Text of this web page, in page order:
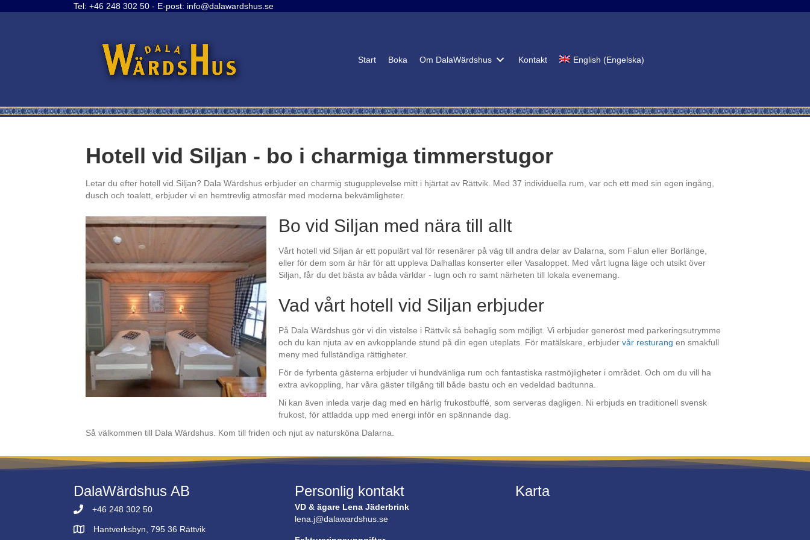
Tel: +46 248 302 50 - E-post: info@dalawardshus.se
Start Boka Om DalaWärdshus Kontakt English (Engelska)
Hotell vid Siljan - bo i charmiga timmerstugor
Letar du efter hotell vid Siljan? Dala Wärdshus erbjuder en charmig stugupplevelse mitt i hjärtat av Rättvik. Med 37 individuella rum, var och ett med sin egen ingång,
dusch och toalett, erbjuder vi en hemtrevlig atmosfär med moderna bekvämligheter.
Bo vid Siljan med nära till allt
Vårt hotell vid Siljan är ett populärt val för resenärer på väg till andra delar av Dalarna, som Falun eller Borlänge,
eller för dem som är här för att uppleva Dalhallas konserter eller Vasaloppet. Med vårt lugna läge och utsikt över
Siljan, får du det bästa av båda världar - lugn och ro samt närheten till lokala evenemang.
Vad vårt hotell vid Siljan erbjuder
På Dala Wärdshus gör vi din vistelse i Rättvik så behaglig som möjligt. Vi erbjuder generöst med parkeringsutrymme
och du kan njuta av en avkopplande stund på din egen uteplats. För matälskare, erbjuder vår resturang en smakfull
meny med fullständiga rättigheter.
För de fyrbenta gästerna erbjuder vi hundvänliga rum och fantastiska rastmöjligheter i området. Och om du vill ha
extra avkoppling, har våra gäster tillgång till både bastu och en vedeldad badtunna.
Ni kan även inleda varje dag med en härlig frukostbuffé, som serveras dagligen. Ni erbjuds en traditionell svensk
frukost, för attladda upp med energi inför en spännande dag.
Så välkommen till Dala Wärdshus. Kom till friden och njut av natursköna Dalarna.
DalaWärdshus AB
+46 248 302 50
Hantverksbyn, 795 36 Rättvik
Personlig kontakt
VD & ägare Lena Jäderbrink
lena.j@dalawardshus.se
Karta